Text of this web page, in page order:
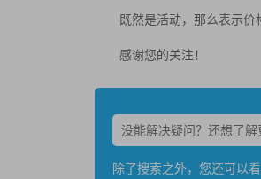
既然是活动，那么表示价
感谢您的关注！
除了搜索之外，您还可以